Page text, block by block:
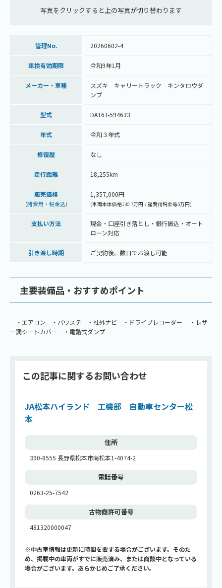
写真をクリックすると上の写真が切り替わります
管理No. 20260602-4
車検有効期限 令和9年1月
メーカー・車種
スズキ キャリートラック キンタロウダ
ンプ
型式 DA16T-594633
年式 令和３年式
修復歴 なし
走行距離 18,255km
販売価格
(諸費用・税金込)
1,357,000円
(車両本体価格130.7万円 / 諸費用税金等5万円)
支払い方法
現金・口座引き落とし・銀行振込・オート
ローン対応
引き渡し時期 ご契約後、数日でお渡し可能
主要装備品・おすすめポイント
・エアコン ・パワステ ・社外ナビ ・ドライブレコーダー ・レザ
ー調シートカバー ・電動式ダンプ
この記事に関するお問い合わせ
JA松本ハイランド 工機部 自動車センター松
本
住所
390-8555 長野県松本市南松本1-4074-2
電話番号
0263-25-7542
古物商許可番号
481320000047
※中古車情報は更新に時間を要する場合がございます。そのた
め、掲載中の車両がすでに販売済み、または商談中となっている
場合がございます。あらかじめご了承ください。